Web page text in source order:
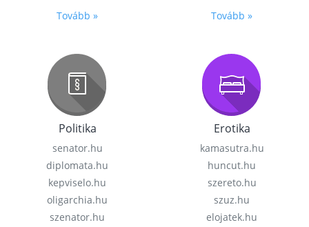
Tovább » Tovább »
Politika
senator.hu
diplomata.hu
kepviselo.hu
oligarchia.hu
szenator.hu
Erotika
kamasutra.hu
huncut.hu
szereto.hu
szuz.hu
elojatek.hu